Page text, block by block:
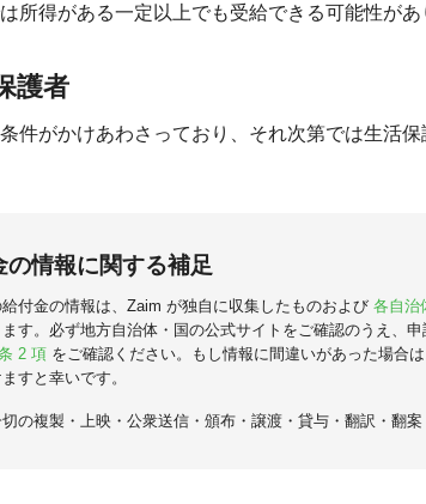
所得がある一定以上でも受給できる可能性があ
護者
件がかけあわさっており、それ次第では生活
の情報に関する補足
給付金の情報は、Zaim が独自に収集したものおよび 各自治
す。必ず地方自治体・国の公式サイトをご確認のうえ、
2 項 をご確認ください。もし情報に間違いがあった場合は
すと幸いです。
切の複製・上映・公衆送信・頒布・譲渡・貸与・翻訳・翻案